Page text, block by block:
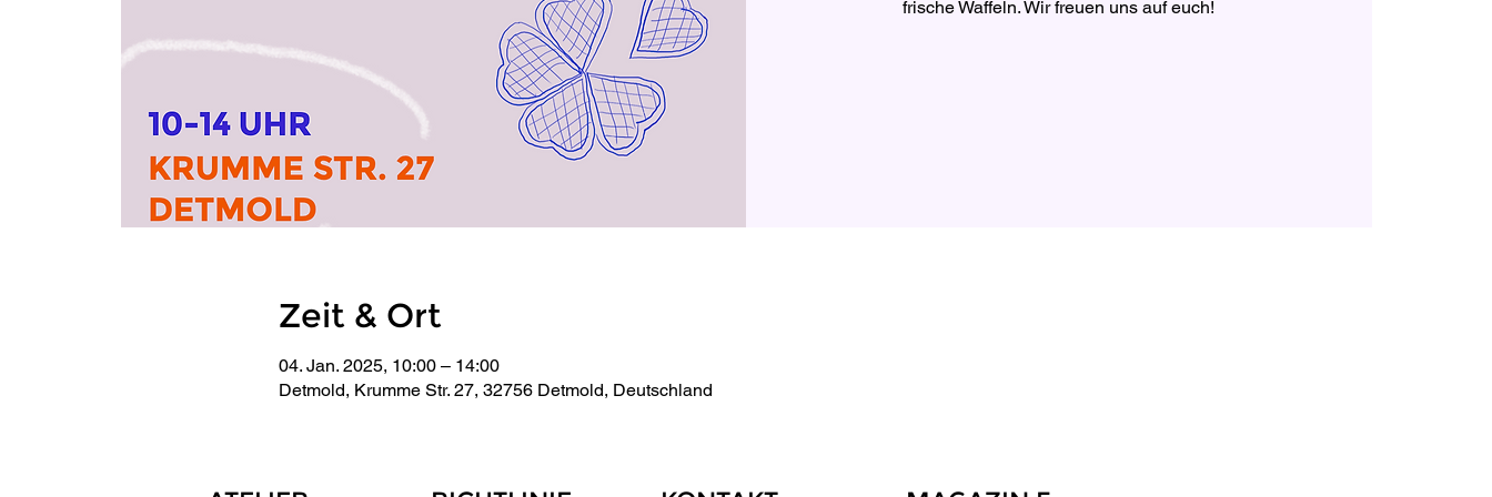
frische Waffeln. Wir freuen uns auf euch!
Zeit & Ort
04. Jan. 2025, 10:00 – 14:00
Detmold, Krumme Str. 27, 32756 Detmold, Deutschland